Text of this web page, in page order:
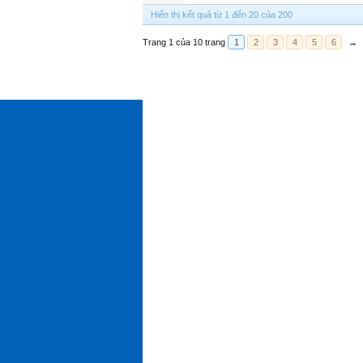
Hiển thị kết quả từ 1 đến 20 của 200
Trang 1 của 10 trang 1 2 3 4 5 6 →